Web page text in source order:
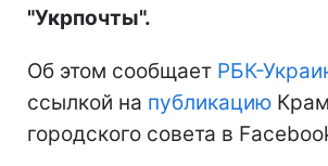
"Укрпочты".
Об этом сообщает РБК-
ссылкой на публикацию
городского совета в